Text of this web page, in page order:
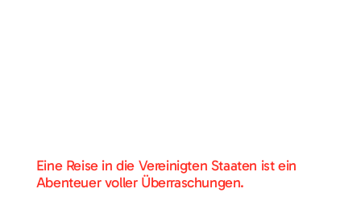
Eine Reise in die Vereinigten Staaten ist ein
Abenteuer voller Überraschungen.